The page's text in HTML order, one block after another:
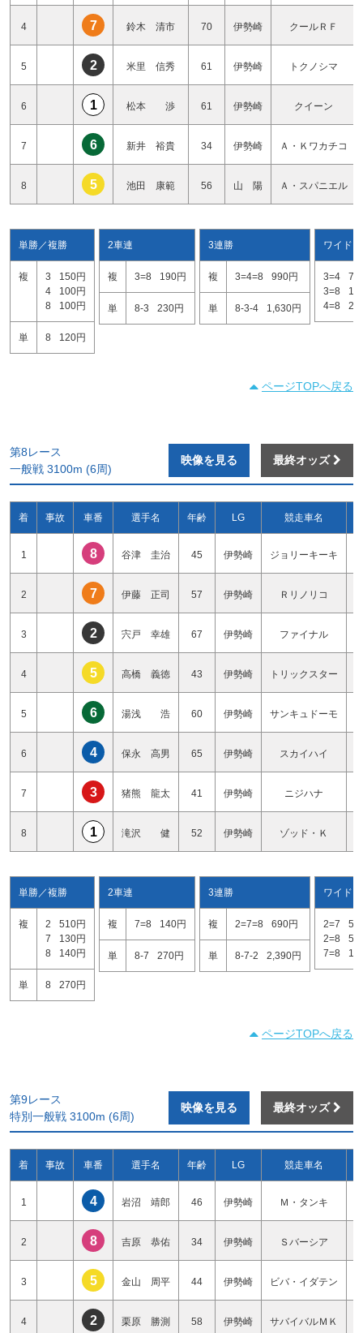
4 7 鈴木 清市 70 伊勢崎 クールＲＦ
5 2 米里 信秀 61 伊勢崎 トクノシマ
6 1 松本 渉 61 伊勢崎 クイーン
7 6 新井 裕貴 34 伊勢崎 Ａ・Ｋワカチコ
8 5 池田 康範 56 山 陽 Ａ・スパニエル
単勝／複勝
複 3
150円
4
100円
8
100円
単 8 120円
2車連
複 3=8 190円
単 8-3 230円
3連勝
複 3=4=8 990円
単 8-3-4 1,630円
ワイド
3=4
3=8
4=8
ページTOPへ戻る
第8レース
一般戦 3100m (6周)
映像を見る 最終オッズ
着 事故 車番 選手名 年齢 LG 競走車名
1 8 谷津 圭治 45 伊勢崎 ジョリーキーキ
2 7 伊藤 正司 57 伊勢崎 Ｒリノリコ
3 2 宍戸 幸雄 67 伊勢崎 ファイナル
4 5 高橋 義徳 43 伊勢崎 トリックスター
5 6 湯浅 浩 60 伊勢崎 サンキュドーモ
6 4 保永 高男 65 伊勢崎 スカイハイ
7 3 猪熊 龍太 41 伊勢崎 ニジハナ
8 1 滝沢 健 52 伊勢崎 ゾッド・Ｋ
単勝／複勝
複 2
510円
7
130円
8
140円
単 8 270円
2車連
複 7=8 140円
単 8-7 270円
3連勝
複 2=7=8 690円
単 8-7-2 2,390円
ワイド
2=7
2=8
7=8
ページTOPへ戻る
第9レース
特別一般戦 3100m (6周)
映像を見る 最終オッズ
着 事故 車番 選手名 年齢 LG 競走車名
1 4 岩沼 靖郎 46 伊勢崎 Ｍ・タンキ
2 8 吉原 恭佑 34 伊勢崎 Ｓバーシア
3 5 金山 周平 44 伊勢崎 ビバ・イダテン
4 2 栗原 勝測 58 伊勢崎 サバイバルＭＫ